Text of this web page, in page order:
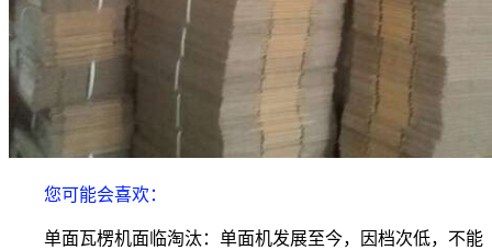
您可能会喜欢：
单面瓦楞机面临淘汰：单面机发展至今，因档次低，不能